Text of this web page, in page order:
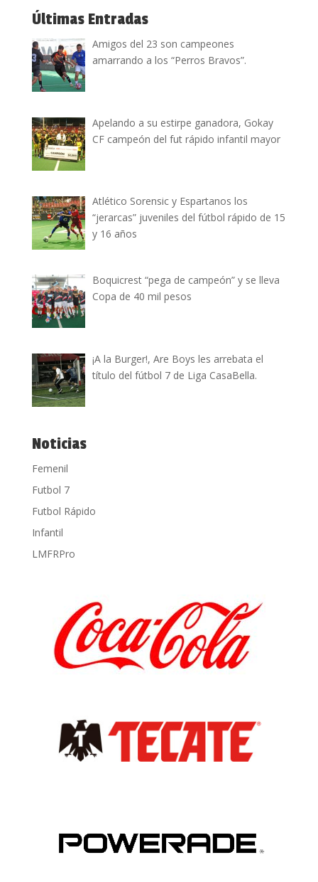
Últimas Entradas
Amigos del 23 son campeones
amarrando a los “Perros Bravos”.
Apelando a su estirpe ganadora, Gokay
CF campeón del fut rápido infantil mayor
Atlético Sorensic y Espartanos los
“jerarcas” juveniles del fútbol rápido de 15
y 16 años
Boquicrest “pega de campeón” y se lleva
Copa de 40 mil pesos
¡A la Burger!, Are Boys les arrebata el
título del fútbol 7 de Liga CasaBella.
Noticias
Femenil
Futbol 7
Futbol Rápido
Infantil
LMFRPro